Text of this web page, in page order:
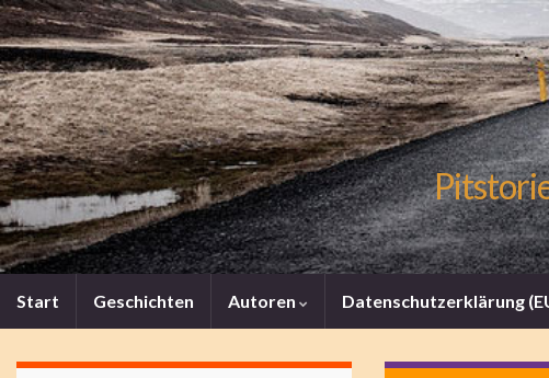
Start Geschichten Autoren Datenschutzerklärung